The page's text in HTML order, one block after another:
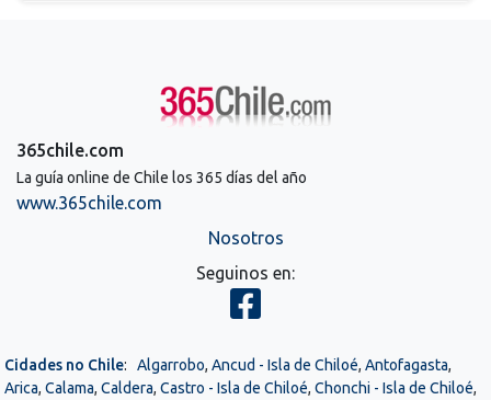
365chile.com
La guía online de Chile los 365 días del año
www.365chile.com
Nosotros
Seguinos en:
Cidades no Chile: Algarrobo, Ancud - Isla de Chiloé, Antofagasta,
Arica, Calama, Caldera, Castro - Isla de Chiloé, Chonchi - Isla de Chiloé,